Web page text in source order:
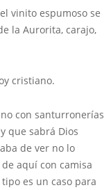
vinito espumoso se
la Aurorita, carajo,
cristiano.
con santurronerías
que sabrá Dios
de ver no lo
aquí con camisa
es un caso para